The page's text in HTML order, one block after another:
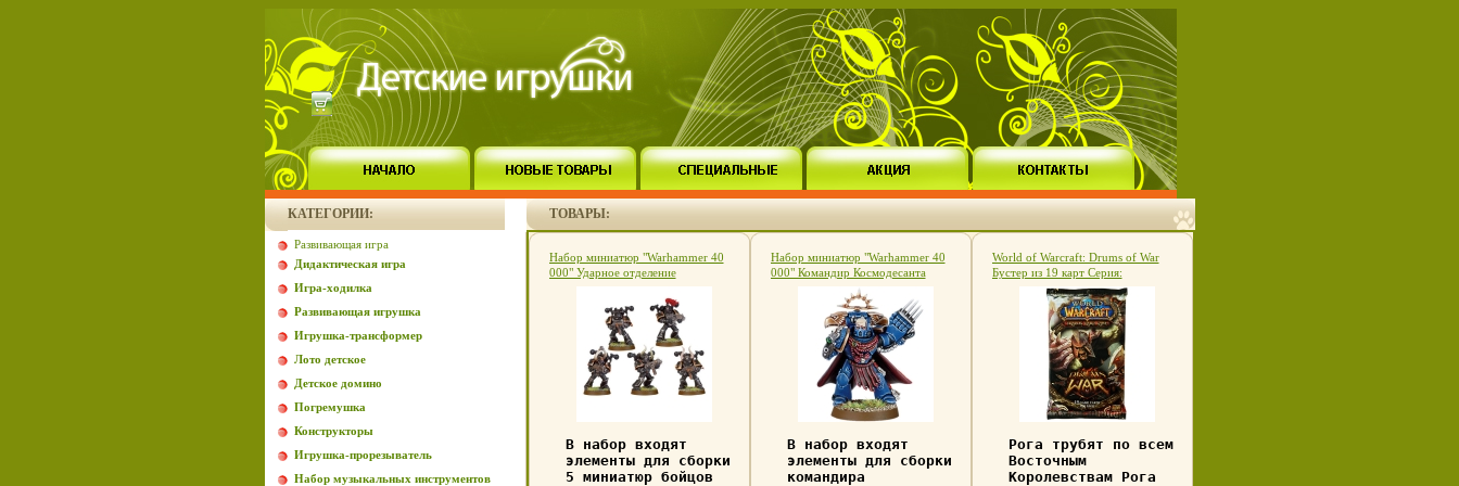
КАТЕГОРИИ:
Развивающая игра
Дидактическая игра
Игра-ходилка
Развивающая игрушка
Игрушка-трансформер
Лото детское
Детское домино
Погремушка
Конструкторы
Игрушка-прорезыватель
Набор музыкальных инструментов
ТОВАРЫ:
Набор миниатюр "Warhammer 40
000" Ударное отделение
подставки под миниатюры инфо
В набор входят
элементы для сборки
5 миниатюр бойцов
Набор миниатюр "Warhammer 40
000" Командир Космодесанта
миниатюры, подставка под
миниатюру, инструкция инфо 546e.
В набор входят
элементы для сборки
командира
World of Warcraft: Drums of War
Бустер из 19 карт Серия:
Стратегическая карточная игра
"World of WarCraft" инфо 547e.
Рога трубят по всем
Восточным
Королевствам Рога